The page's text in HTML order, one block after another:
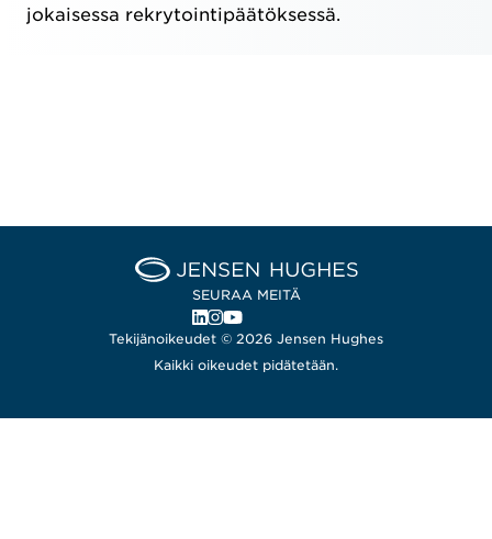
jokaisessa rekrytointipäätöksessä.
Home Jensen Hughes
SEURAA MEITÄ
, Avautuu uudessa ikkunassa
, Avautuu uudessa ikkunassa
, Avautuu uudessa ikkunassa
Tekijänoikeudet © 2026 Jensen Hughes
Kaikki oikeudet pidätetään.